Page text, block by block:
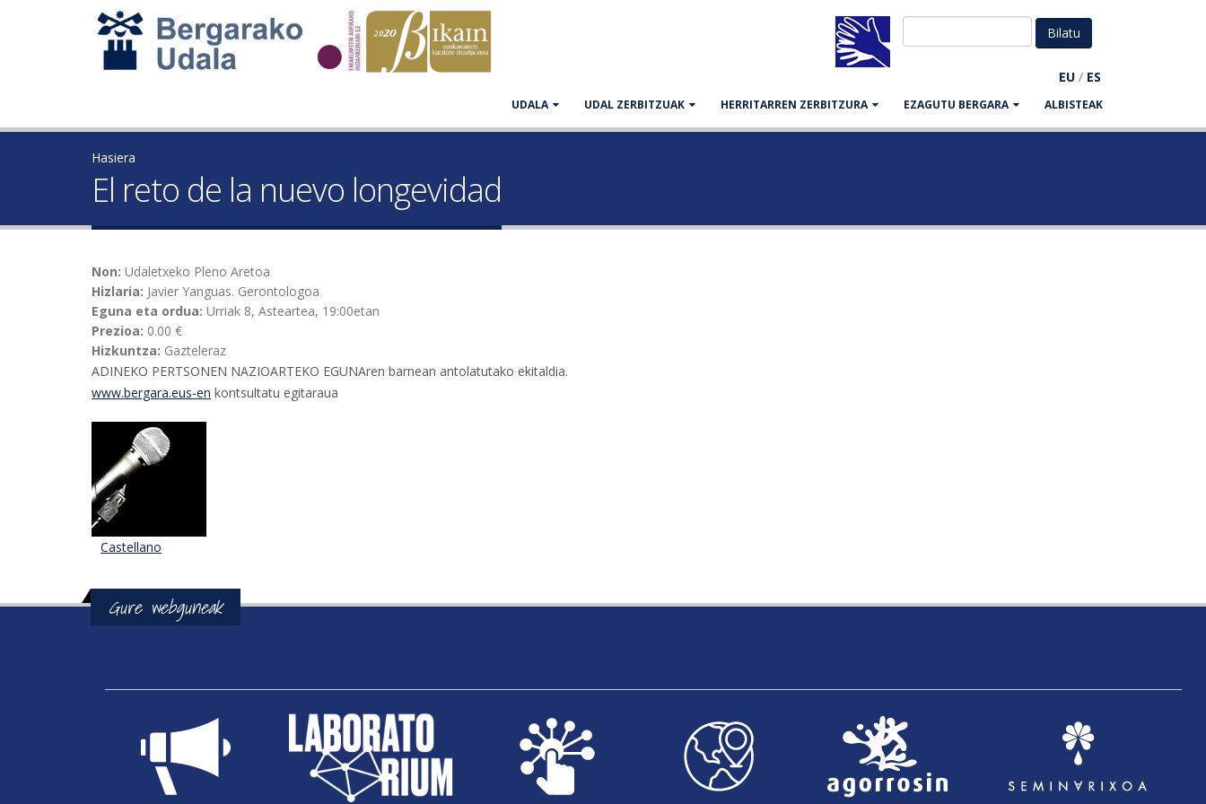
EU / ES
UDALA UDAL ZERBITZUAK HERRITARREN ZERBITZURA EZAGUTU BERGARA ALBISTEAK
Hasiera
El reto de la nuevo longevidad
Non: Udaletxeko Pleno Aretoa
Hizlaria: Javier Yanguas. Gerontologoa
Eguna eta ordua: Urriak 8, Asteartea, 19:00etan
Prezioa: 0.00 €
Hizkuntza: Gazteleraz
ADINEKO PERTSONEN NAZIOARTEKO EGUNAren barnean antolatutako ekitaldia.
www.bergara.eus-en kontsultatu egitaraua
Castellano
Gure webguneak